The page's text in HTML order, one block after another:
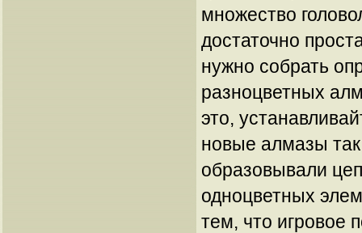
множество
достаточно
нужно собрать
разноцветных
это,
новые алмазы
образовывали
одноцветных
тем, что игровое